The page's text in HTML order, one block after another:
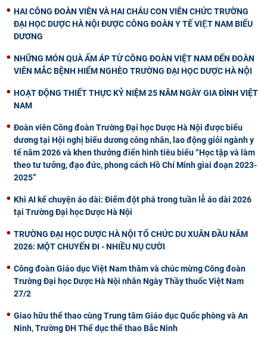
HAI CÔNG ĐOÀN VIÊN VÀ HAI CHÁU CON VIÊN CHỨC TRƯỜNG
ĐẠI HỌC DƯỢC HÀ NỘI ĐƯỢC CÔNG ĐOÀN Y TẾ VIỆT NAM BIỂU
DƯƠNG
NHỮNG MÓN QUÀ ẤM ÁP TỪ CÔNG ĐOÀN VIỆT NAM ĐẾN ĐOÀN
VIÊN MẮC BỆNH HIỂM NGHÈO TRƯỜNG ĐẠI HỌC DƯỢC HÀ NỘI
HOẠT ĐỘNG THIẾT THỰC KỶ NIỆM 25 NĂM NGÀY GIA ĐÌNH VIỆT
NAM
Đoàn viên Công đoàn Trường Đại học Dược Hà Nội được biểu
dương tại Hội nghị biểu dương công nhân, lao động giỏi ngành y
tế năm 2026 và khen thưởng điển hình tiêu biểu “Học tập và làm
theo tư tưởng, đạo đức, phong cách Hồ Chí Minh giai đoạn 2023-
2025”
Khi AI kể chuyện áo dài: Điểm đột phá trong tuần lễ áo dài 2026
tại Trường Đại học Dược Hà Nội
TRƯỜNG ĐẠI HỌC DƯỢC HÀ NỘI TỔ CHỨC DU XUÂN ĐẦU NĂM
2026: MỘT CHUYẾN ĐI - NHIỀU NỤ CƯỜI
Công đoàn Giáo dục Việt Nam thăm và chúc mừng Công đoàn
Trường Đại học Dược Hà Nội nhân Ngày Thầy thuốc Việt Nam
27/2
Giao hữu thể thao cùng Trung tâm Giáo dục Quốc phòng và An
Ninh, Trường ĐH Thể dục thể thao Bắc Ninh